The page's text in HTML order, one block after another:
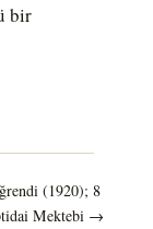
bir
(1920); 8
Mektebi →